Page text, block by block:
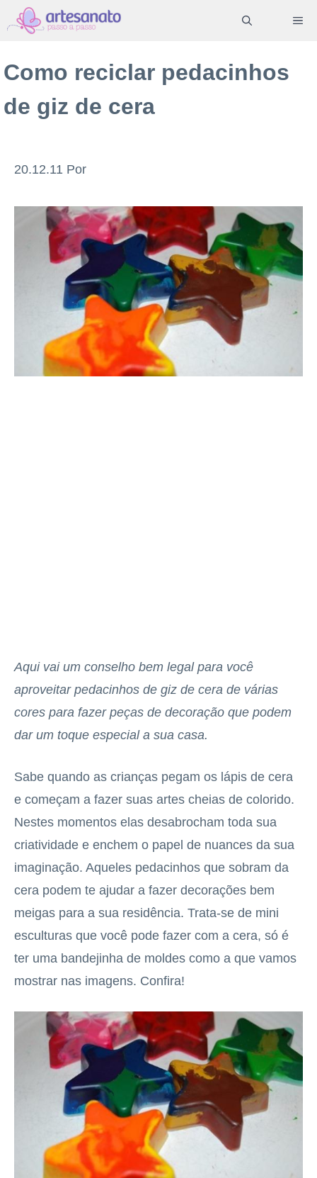
Pular
para
conteúdo
Como reciclar pedacinhos
de giz de cera
20.12.11 Por
Aqui vai um conselho bem legal para você
aproveitar pedacinhos de giz de cera de várias
cores para fazer peças de decoração que podem
dar um toque especial a sua casa.
Sabe quando as crianças pegam os lápis de cera
e começam a fazer suas artes cheias de colorido.
Nestes momentos elas desabrocham toda sua
criatividade e enchem o papel de nuances da sua
imaginação. Aqueles pedacinhos que sobram da
cera podem te ajudar a fazer decorações bem
meigas para a sua residência. Trata-se de mini
esculturas que você pode fazer com a cera, só é
ter uma bandejinha de moldes como a que vamos
mostrar nas imagens. Confira!